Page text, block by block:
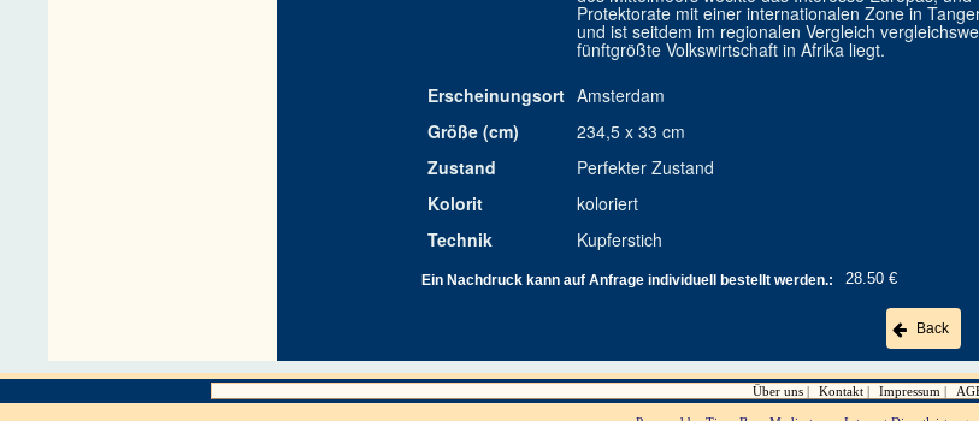
Protektorate mit einer internationalen Zone in
und ist seitdem im regionalen Vergleich
fünftgrößte Volkswirtschaft in Afrika liegt.
Erscheinungsort Amsterdam
Größe (cm)
234,5 x 33 cm
Zustand
Perfekter Zustand
Kolorit
koloriert
Technik
Kupferstich
Ein Nachdruck kann auf Anfrage individuell bestellt werden.: 28.50 €
Back
Über uns Kontakt Impressum